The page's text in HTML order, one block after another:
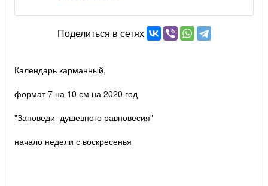
Поделиться в сетях
Календарь карманный,
формат 7 на 10 см на 2020 год
"Заповеди душевного равновесия"
начало недели с воскресенья